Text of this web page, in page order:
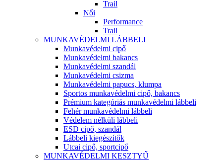
Trail
Női
Performance
Trail
MUNKAVÉDELMI LÁBBELI
Munkavédelmi cipő
Munkavédelmi bakancs
Munkavédelmi szandál
Munkavédelmi csizma
Munkavédelmi papucs, klumpa
Sportos munkavédelmi cipő, bakancs
Prémium kategóriás munkavédelmi lábbeli
Fehér munkavédelmi lábbeli
Védelem nélküli lábbeli
ESD cipő, szandál
Lábbeli kiegészítők
Utcai cipő, sportcipő
MUNKAVÉDELMI KESZTYŰ